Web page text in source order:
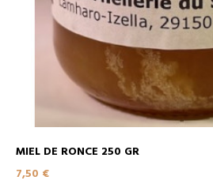
MIEL DE RONCE 250 GR
Prix
7,50 €